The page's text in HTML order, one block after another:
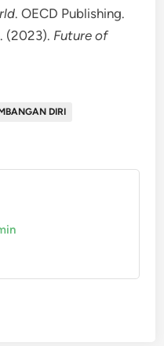
. OECD Publishing.
(2023). Future of
DIRI